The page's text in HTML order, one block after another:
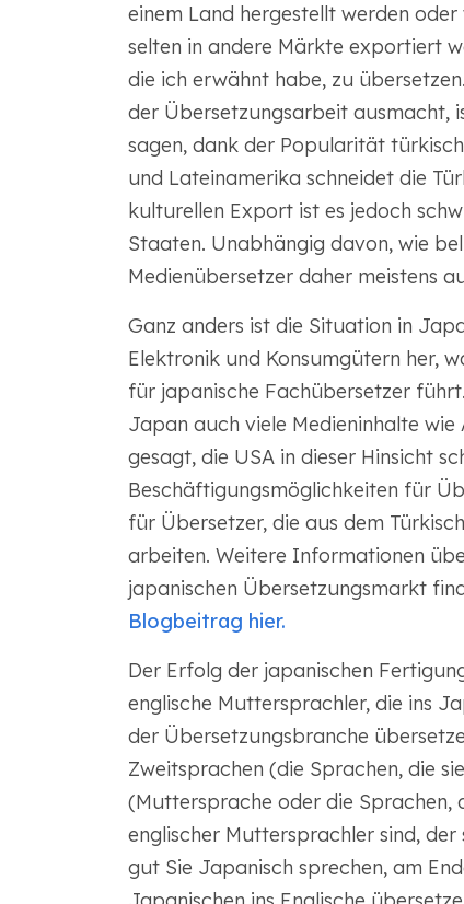
einem Land hergestellt werden
selten in andere Märkte exportiert
die ich erwähnt habe, zu
der Übersetzungsarbeit ausmacht,
sagen, dank der Popularität
und Lateinamerika schneidet die
kulturellen Export ist es jedoch
Staaten. Unabhängig davon, wie
Medienübersetzer daher meistens
Ganz anders ist die Situation in
Elektronik und Konsumgütern her,
für japanische Fachübersetzer
Japan auch viele Medieninhalte wie
gesagt, die USA in dieser Hinsicht
Beschäftigungsmöglichkeiten für
für Übersetzer, die aus dem
arbeiten. Weitere Informationen
japanischen Übersetzungsmarkt
Blogbeitrag hier.
Der Erfolg der japanischen
englische Muttersprachler, die ins
der Übersetzungsbranche
Zweitsprachen (die Sprachen, die
(Muttersprache oder die Sprachen,
englischer Muttersprachler sind,
gut Sie Japanisch sprechen, am